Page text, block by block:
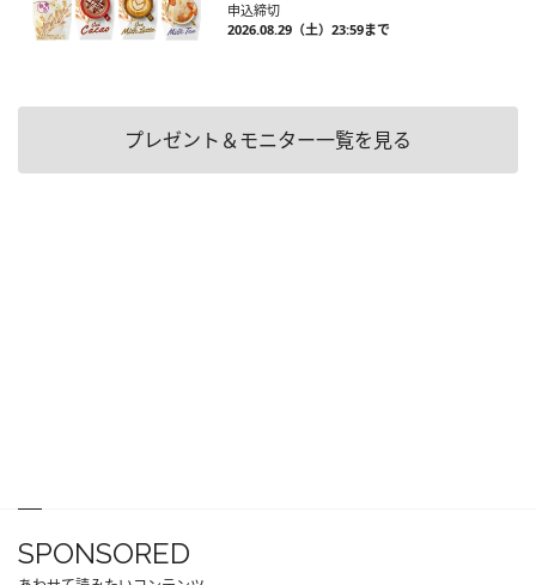
申込締切
2026.08.29（土）23:59まで
プレゼント＆モニター一覧を見る
SPONSORED